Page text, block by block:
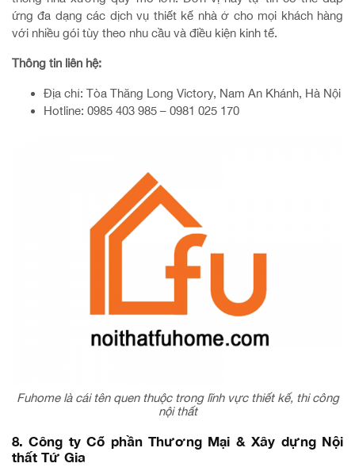
ứng đa dạng các dịch vụ thiết kế nhà ở cho mọi khách hàng
với nhiều gói tùy theo nhu cầu và điều kiện kinh tế.
Thông tin liên hệ:
Địa chỉ: Tòa Thăng Long Victory, Nam An Khánh, Hà Nội
Hotline: 0985 403 985 – 0981 025 170
Fuhome là cái tên quen thuộc trong lĩnh vực thiết kế, thi công
nội thất
8. Công ty Cổ phần Thương Mại & Xây dựng Nội
thất Tứ Gia